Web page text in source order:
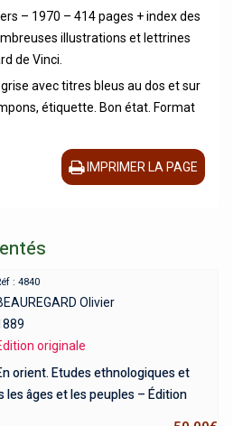
– 1970 – 414 pages + index des
illustrations et lettrines
de Vinci.
avec titres bleus au dos et sur
étiquette. Bon état. Format
IMPRIMER LA PAGE
: 4840
Olivier
originale
orient. Etudes ethnologiques et
les âges et les peuples – Édition